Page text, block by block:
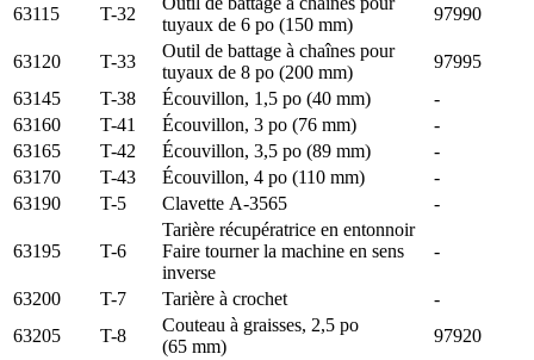
63115 T-32
tuyaux de 6 po (150 mm)
97990
63120 T-33
Outil de battage à chaînes pour
tuyaux de 8 po (200 mm)
97995
63145
T-38 Écouvillon, 1,5 po (40 mm)
-
63160
T-41 Écouvillon, 3 po (76 mm)
-
63165
T-42 Écouvillon, 3,5 po (89 mm)
-
63170
T-43 Écouvillon, 4 po (110 mm)
-
63190
T-5 Clavette A-3565 -
63195 T-6
Tarière récupératrice en entonnoir
Faire tourner la machine en sens
inverse
-
63200 T-7 Tarière à crochet
-
63205
T-8
Couteau à graisses, 2,5 po
(65 mm)
97920